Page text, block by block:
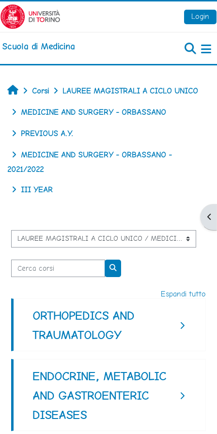
Vai al contenuto principale
Login
Scuola di Medicina
Home
Corsi LAUREE MAGISTRALI A CICLO UNICO
MEDICINE AND SURGERY - ORBASSANO
PREVIOUS A.Y.
MEDICINE AND SURGERY - ORBASSANO -
2021/2022
III YEAR
Categorie di corso
Cerca corsi
Espandi tutto
ORTHOPEDICS AND
TRAUMATOLOGY
ENDOCRINE, METABOLIC
AND GASTROENTERIC
DISEASES